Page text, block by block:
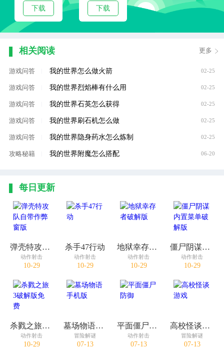
下载 下载
相关阅读 更多
游戏问答 我的世界怎么做火箭 02-25
游戏问答 我的世界烈焰棒有什么用 02-25
游戏问答 我的世界石英怎么获得 02-25
游戏问答 我的世界刷石机怎么做 02-25
游戏问答 我的世界隐身药水怎么炼制 02-25
攻略秘籍 我的世界附魔怎么搭配 06-20
每日更新
弹壳特攻队自带作弊窗版
动作射击
10-29
杀手47行动
动作射击
10-29
地狱幸存者破解版
动作射击
10-29
僵尸阴谋内置菜单破解版
动作射击
10-29
杀戮之旅3破解版免费
动作射击
10-29
墓场物语手机版
冒险解谜
07-13
平面僵尸防御
动作射击
07-13
高校怪谈游戏
冒险解谜
07-13